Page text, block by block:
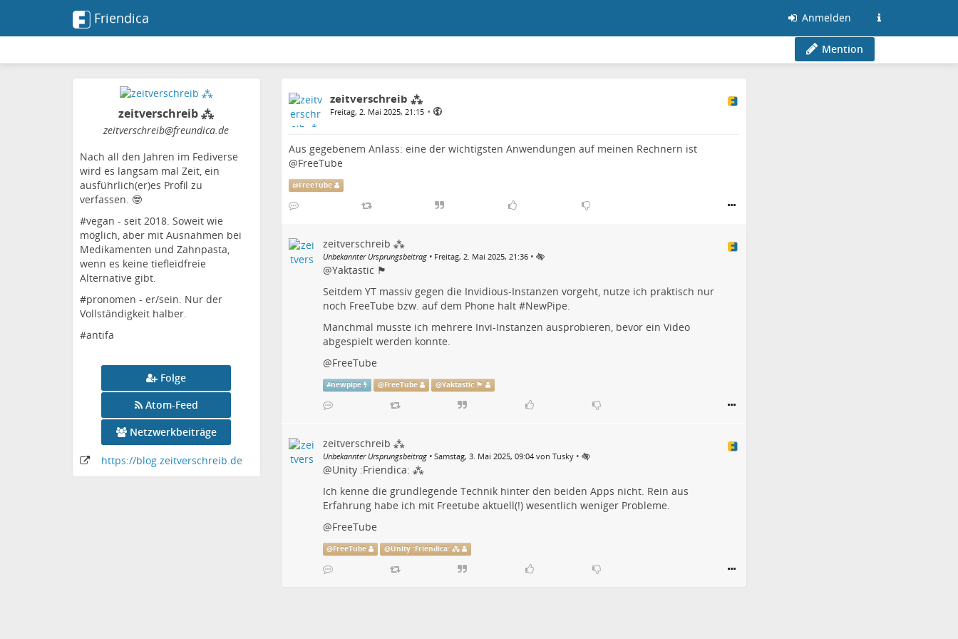
Friendica Anmelden
Mention
zeitverschreib ⁂
zeitverschreib@freundica.de
Nach all den Jahren im Fediverse
wird es langsam mal Zeit, ein
ausführlich(er)es Profil zu
verfassen. 🤓
#vegan - seit 2018. Soweit wie
möglich, aber mit Ausnahmen bei
Medikamenten und Zahnpasta,
wenn es keine tiefleidfreie
Alternative gibt.
#pronomen - er/sein. Nur der
Vollständigkeit halber.
#antifa
Folge
Atom-Feed
Netzwerkbeiträge
https://blog.zeitverschreib.de
zeitverschreib ⁂
Freitag, 2. Mai 2025, 21:15 •
Aus gegebenem Anlass: eine der wichtigsten Anwendungen auf meinen Rechnern ist
@FreeTube
@FreeTube
zeitverschreib ⁂
Unbekannter Ursprungsbeitrag • Freitag, 2. Mai 2025, 21:36 •
@Yaktastic 🏴
Seitdem YT massiv gegen die Invidious-Instanzen vorgeht, nutze ich praktisch nur
noch FreeTube bzw. auf dem Phone halt #NewPipe.
Manchmal musste ich mehrere Invi-Instanzen ausprobieren, bevor ein Video
abgespielt werden konnte.
@FreeTube
#newpipe @FreeTube @Yaktastic 🏴
zeitverschreib ⁂
Unbekannter Ursprungsbeitrag • Samstag, 3. Mai 2025, 09:04 von Tusky •
@Unity :Friendica: ⁂
Ich kenne die grundlegende Technik hinter den beiden Apps nicht. Rein aus
Erfahrung habe ich mit Freetube aktuell(!) wesentlich weniger Probleme.
@FreeTube
@FreeTube @Unity :Friendica: ⁂